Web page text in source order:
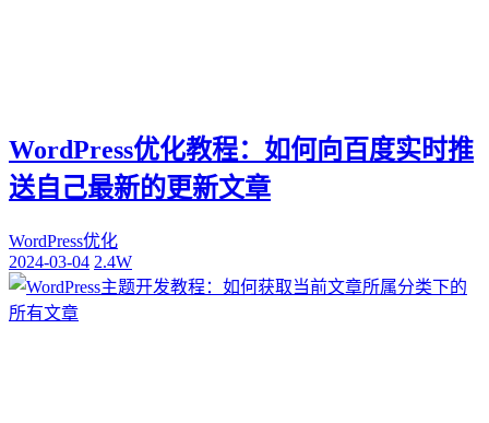
WordPress优化教程：如何向百度实时推
送自己最新的更新文章
WordPress优化
2024-03-04 2.4W